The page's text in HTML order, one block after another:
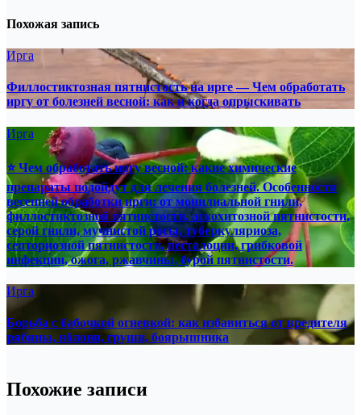
Похожая запись
Ирга
Филлостиктозная пятнистость на ирге — Чем обработать
иргу от болезней весной: как и когда опрыскивать
Ирга
⭐ Чем обработать иргу весной: какие химические
препараты подойдут для лечения болезней. Особенности
весенней обработки ирги: от монилиальной гнили,
филлостиктозной пятнистости, аскохитозной пятнистости,
серой гнили, мучнистой росы, туберкуляриоза,
септориозной пятнистости, песталоции, грибковой
инфекции, ожога, ржавчины, бурой пятнистости.
Ирга
Борьба с бабочкой огневкой: как избавиться от вредителя
рябины, яблони, груши, боярышника
Похожие записи